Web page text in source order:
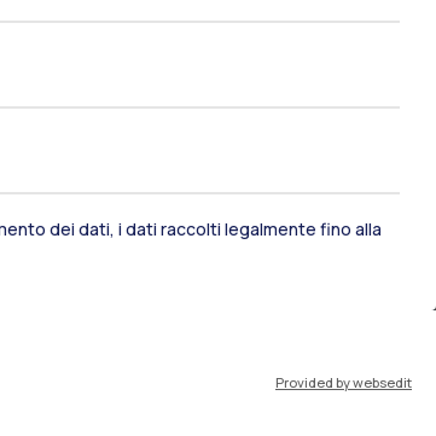
dei dati, i dati raccolti legalmente fino alla
Provided by websedit